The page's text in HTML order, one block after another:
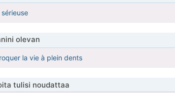
olevan
la vie à plein dents
tulisi noudattaa